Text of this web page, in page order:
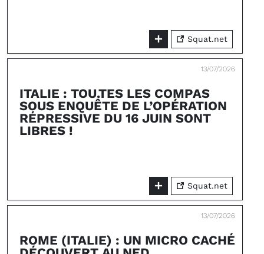
Squat.net
13/07/2026
ITALIE : TOU.TES LES COMPAS
SOUS ENQUÊTE DE L’OPÉRATION
RÉPRESSIVE DU 16 JUIN SONT
LIBRES !
Squat.net
13/07/2026
ROME (ITALIE) : UN MICRO CACHÉ